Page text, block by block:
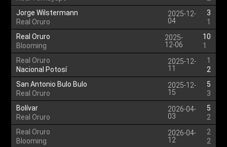
Jorge Wilstermann
Real Oruro
2025-12-
04
3
1
Real Oruro
Blooming
2025-
12-06
10
1
Real Oruro
Nacional Potosí
2025-12-
11
1
2
San Antonio Bulo Bulo
Real Oruro
2025-12-
15
5
3
Bolívar
Real Oruro
2026-04-
03
5
2
Real Oruro
Blooming
2026-04-
12
2
2